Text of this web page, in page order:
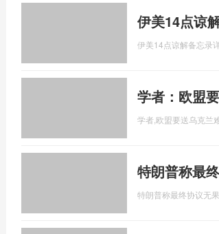
伊美14点谅
伊美14点谅解备忘录
学者：欧盟
学者,欧盟要送乌克兰
特朗普称最
特朗普称最终协议无